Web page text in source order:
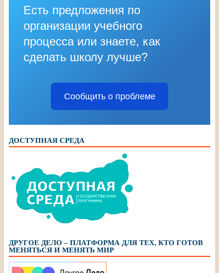
Есть предложения по
организации учебного
процесса или знаете, как
сделать школу лучше?
Сообщить о проблеме
ДОСТУПНАЯ СРЕДА
ДРУГОЕ ДЕЛО – ПЛАТФОРМА ДЛЯ ТЕХ, КТО ГОТОВ
МЕНЯТЬСЯ И МЕНЯТЬ МИР